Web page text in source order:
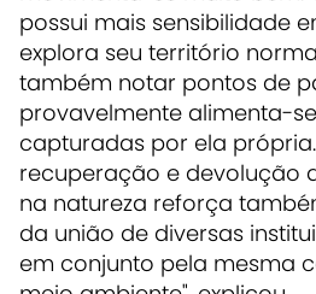
possui mais sensibilidade
explora seu território
também notar pontos de
provavelmente alimenta-
capturadas por ela
recuperação e devolução
na natureza reforça
da união de diversas
em conjunto pela mesma